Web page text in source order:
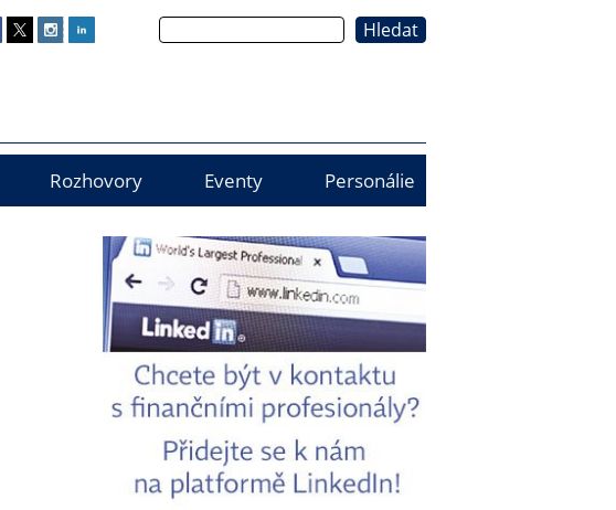
Hledat
Rozhovory Eventy Personálie